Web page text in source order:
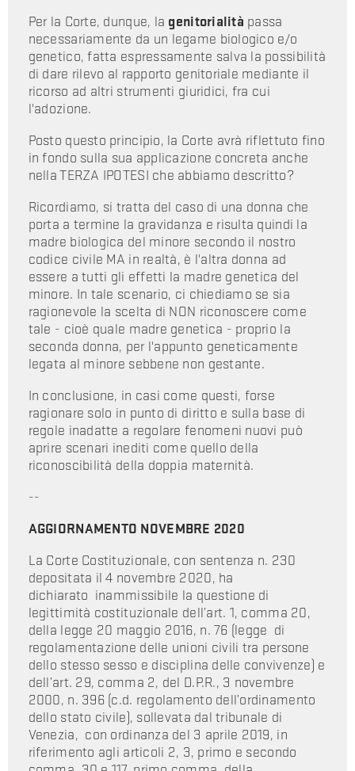
Per la Corte, dunque, la genitorialità passa
necessariamente da un legame biologico e/o
genetico, fatta espressamente salva la possibilità
di dare rilevo al rapporto genitoriale mediante il
ricorso ad altri strumenti giuridici, fra cui
l'adozione.
Posto questo principio, la Corte avrà riflettuto fino
in fondo sulla sua applicazione concreta anche
nella TERZA IPOTESI che abbiamo descritto?
Ricordiamo, si tratta del caso di una donna che
porta a termine la gravidanza e risulta quindi la
madre biologica del minore secondo il nostro
codice civile MA in realtà, è l'altra donna ad
essere a tutti gli effetti la madre genetica del
minore. In tale scenario, ci chiediamo se sia
ragionevole la scelta di NON riconoscere come
tale - cioè quale madre genetica - proprio la
seconda donna, per l'appunto geneticamente
legata al minore sebbene non gestante.
In conclusione, in casi come questi, forse
ragionare solo in punto di diritto e sulla base di
regole inadatte a regolare fenomeni nuovi può
aprire scenari inediti come quello della
riconoscibilità della doppia maternità.
--
AGGIORNAMENTO NOVEMBRE 2020
La Corte Costituzionale, con sentenza n. 230
depositata il 4 novembre 2020, ha
dichiarato inammissibile la questione di
legittimità costituzionale dell’art. 1, comma 20,
della legge 20 maggio 2016, n. 76 (legge di
regolamentazione delle unioni civili tra persone
dello stesso sesso e disciplina delle convivenze) e
dell’art. 29, comma 2, del D.P.R., 3 novembre
2000, n. 396 (c.d. regolamento dell’ordinamento
dello stato civile), sollevata dal tribunale di
Venezia, con ordinanza del 3 aprile 2019, in
riferimento agli articoli 2, 3, primo e secondo